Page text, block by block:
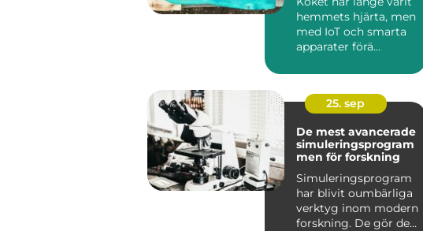
hemmets hjärta, men
med IoT och smarta
apparater förä...
25. sep
De mest avancerade
simuleringsprogram
men för forskning
Simuleringsprogram
har blivit oumbärliga
verktyg inom modern
forskning. De gör det